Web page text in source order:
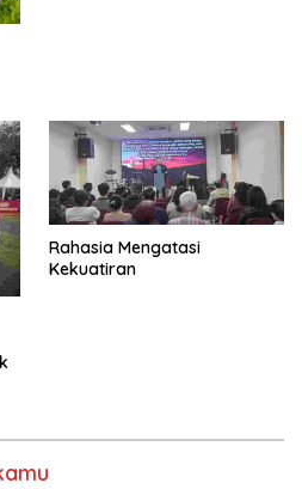
Rahasia Mengatasi
Kekuatiran